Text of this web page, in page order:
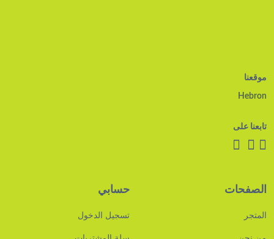
موقعنا
Hebron
تابعنا على
الصفحات
المتجر
حسابي
تسجيل الدخول